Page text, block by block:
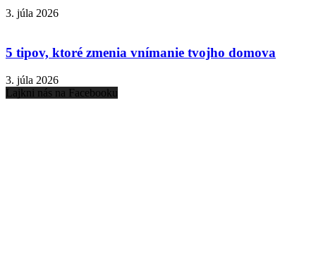
3. júla 2026
5 tipov, ktoré zmenia vnímanie tvojho domova
3. júla 2026
Lajkni nás na Facebooku